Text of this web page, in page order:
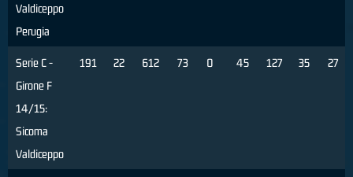
Valdiceppo
Perugia
Serie C -
Girone F
14/15:
Sicoma
Valdiceppo
191 22 612 73 0 45 127 35 27